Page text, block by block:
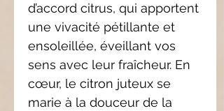
d’accord citrus, qui apportent
une vivacité pétillante et
ensoleillée, éveillant vos
sens avec leur fraîcheur. En
cœur, le citron juteux se
marie à la douceur de la